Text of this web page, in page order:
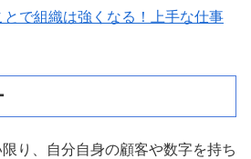
で組織は強くなる！上手な仕事
り、自分自身の顧客や数字を持ち